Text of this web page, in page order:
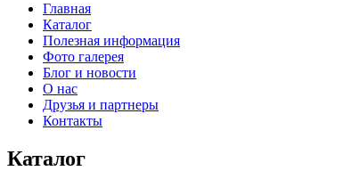
Главная
Каталог
Полезная информация
Фото галерея
Блог и новости
О нас
Друзья и партнеры
Контакты
Каталог